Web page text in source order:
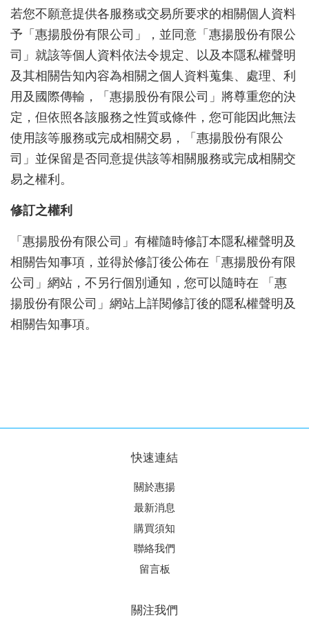
若您不願意提供各服務或交易所要求的相關個人資料
予「惠揚股份有限公司」，並同意「惠揚股份有限公
司」就該等個人資料依法令規定、以及本隱私權聲明
及其相關告知內容為相關之個人資料蒐集、處理、利
用及國際傳輸，「惠揚股份有限公司」將尊重您的決
定，但依照各該服務之性質或條件，您可能因此無法
使用該等服務或完成相關交易，「惠揚股份有限公
司」並保留是否同意提供該等相關服務或完成相關交
易之權利。
修訂之權利
「惠揚股份有限公司」有權隨時修訂本隱私權聲明及
相關告知事項，並得於修訂後公佈在「惠揚股份有限
公司」網站，不另行個別通知，您可以隨時在 「惠
揚股份有限公司」網站上詳閱修訂後的隱私權聲明及
相關告知事項。
快速連結
關於惠揚
最新消息
購買須知
聯絡我們
留言板
關注我們